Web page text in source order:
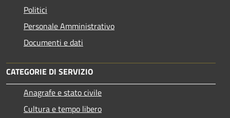
Politici
Personale Amministrativo
Documenti e dati
CATEGORIE DI SERVIZIO
Anagrafe e stato civile
Cultura e tempo libero